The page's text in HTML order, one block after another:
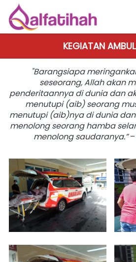
KEGIATAN
"Barangsiapa
seseorang, Allah akan
penderitaannya di dunia dan
menutupi (aib) seorang
menutupi (aib)nya di dunia
menolong seorang hamba
menolong saudaranya.” –